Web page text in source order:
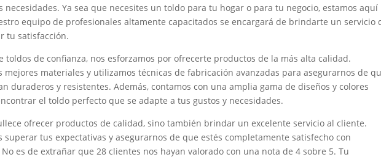
necesidades. Ya sea que necesites un toldo para tu hogar o para tu negocio, estamos aquí
equipo de profesionales altamente capacitados se encargará de brindarte un servicio
tu satisfacción.
toldos de confianza, nos esforzamos por ofrecerte productos de la más alta calidad.
mejores materiales y utilizamos técnicas de fabricación avanzadas para asegurarnos de
duraderos y resistentes. Además, contamos con una amplia gama de diseños y colores
el toldo perfecto que se adapte a tus gustos y necesidades.
ofrecer productos de calidad, sino también brindar un excelente servicio al cliente.
superar tus expectativas y asegurarnos de que estés completamente satisfecho con
es de extrañar que 28 clientes nos hayan valorado con una nota de 4 sobre 5. Tu